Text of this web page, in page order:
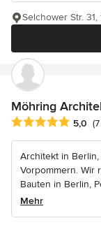
Selchower Str.
Möhring
Durchschnittliche
5,0
Architekt in
Vorpommern. Wir
Bauten in Berlin,
Mehr